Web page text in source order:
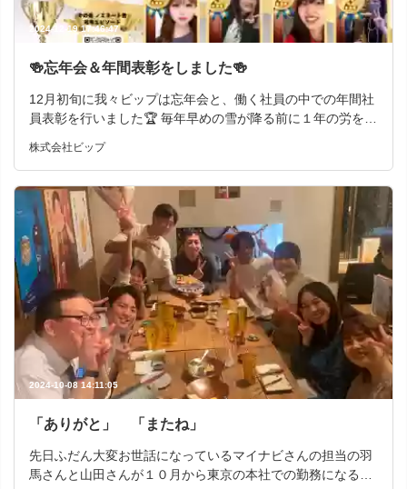
男として、心から「また明日から頑張ろう」と思えた瞬間で
した。 私たちの職場は、プライベートとの両立をとても大切
もありますが、チームで支え合える文化があるからこそ、こ
ちの成長をそばで感じながら働ける今の環境に、あらためて
感謝。 これからも、お客様の大切な時間に寄り添える仕事
を、誇りを持って続けていきたいと思います。 【応募前の会
については後日面接を調整致します。 お気軽にお越しくださ
い。 https://tenshoku.mynavi.jp/fw/kw%E3%83%93%E3%8
3%83%E3%83%97/
2024-12-19 17:46:47
🍻忘年会＆年間表彰をしました🍻
12月初旬に我々ビップは忘年会と、働く社員の中での年間社
員表彰を行いました🏆 毎年早めの雪が降る前に１年の労をね
んばった社員」をみんなで投票し実際に表彰します🏅✨ 今回
の会場は万代のLargo（ラルゴ）さんの協賛を頂き開催とな
りました。 終盤に差し掛かり、いよいよ今年１年より輝
いて頑張った【ビップがんばった大賞】の発表を行いました
🎉 https://drive.google.com/file/d/11Wj6c6Qo_6-fzgOtBVxzB
XMmkXyuooLJ/view?usp=drive_link 当日流したスライド映像
普段言えない感謝の気持ちを投票し発表する事で、自己肯定
感を高めて明日からのやる気のエネルギーを充電します🔋🔋
当日の様子動画でどうぞ🎬 https://drive.google.com/file/d/1g
2kHMrubT801CBZlAJXJGrC1sMPGnBkB/view?usp=drive_lin
k あなたにおすすめの求人はこちら↓ https://tenshoku.mynav
i.jp/fw/kw%E3%83%93%E3%83%83%E3%83%97/ 【マイナ
ビ転職フェア 燕三条】参加決定‼ ★開催日時 2025年02月1
ー ★詳細 https://tenshoku.mynavi.jp/event/niigata/20250215
前の会社訪問も対応可です。 まずは会社説明や職場見学を行
った後、 希望者については後日面接を調整致します。 お気
株式会社ビップ
2024-10-08 14:11:05
「ありがと」 「またね」
先日ふだん大変お世話になっているマイナビさんの担当の羽
馬さんと山田さんが１０月から東京の本社での勤務になると